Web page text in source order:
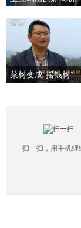
菜树变成“摇钱树”
扫一扫，用手机继